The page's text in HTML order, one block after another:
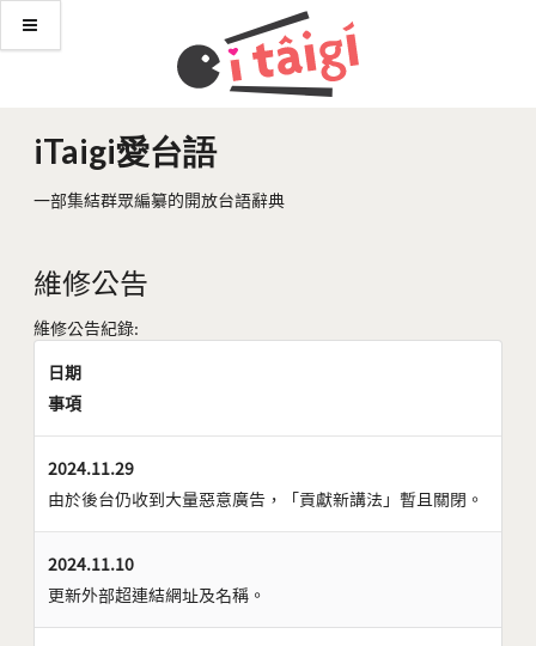
iTaigi愛台語
一部集結群眾編纂的開放台語辭典
維修公告
維修公告紀錄:
日期
事項
2024.11.29
由於後台仍收到大量惡意廣告，「貢獻新講法」暫且關閉。
2024.11.10
更新外部超連結網址及名稱。